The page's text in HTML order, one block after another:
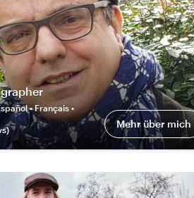
• Français •
s) Mehr über mich